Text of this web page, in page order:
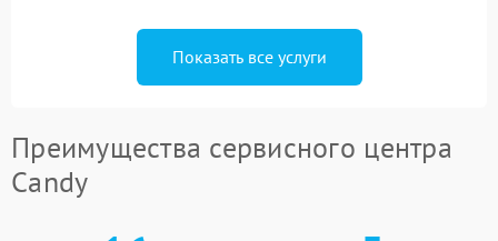
Показать все услуги
Преимущества сервисного центра
Candy